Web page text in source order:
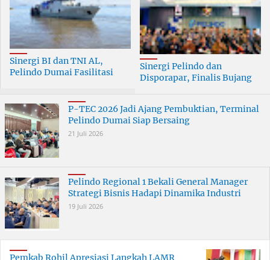
Sinergi BI dan TNI AL,
Pelindo Dumai Fasilitasi
Sinergi Pelindo dan
Disporapar, Finalis Bujang
P-TEC 2026 Jadi Ajang Pembuktian, Terminal
Pelindo Dumai Siap Bersaing
21 Juli 2026
Pelindo Regional 1 Bekali General Manager
Strategi Bisnis Hadapi Dinamika Industri
19 Juli 2026
Pemkab Rohil Apresiasi Langkah LAMR